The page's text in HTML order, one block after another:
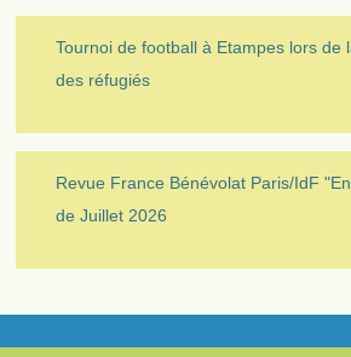
Tournoi de football à Etampes lors de
des réfugiés
Revue France Bénévolat Paris/IdF
de Juillet 2026